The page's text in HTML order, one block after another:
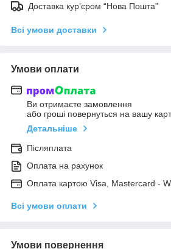
Доставка кур’єром “Нова Пошта”
Всі умови доставки
Умови оплати
Ви отримаєте замовлення
або гроші повернуться на вашу
Детальніше
Післяплата
Оплата на рахунок
Оплата картою Visa, Mastercard -
Всі умови оплати
Умови повернення